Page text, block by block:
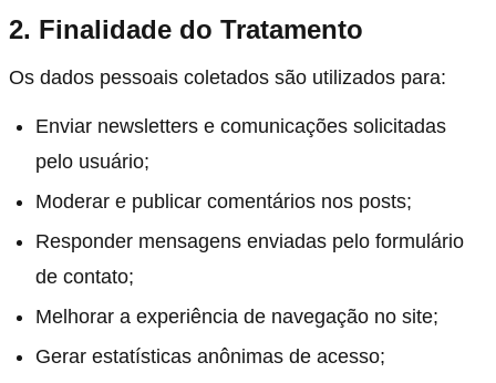
2. Finalidade do Tratamento
Os dados pessoais coletados são utilizados para:
Enviar newsletters e comunicações solicitadas
pelo usuário;
Moderar e publicar comentários nos posts;
Responder mensagens enviadas pelo formulário
de contato;
Melhorar a experiência de navegação no site;
Gerar estatísticas anônimas de acesso;